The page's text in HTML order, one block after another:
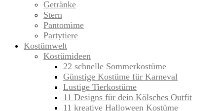
Getränke
Stern
Pantomime
Partytiere
Kostümwelt
Kostümideen
22 schnelle Sommerkostüme
Günstige Kostüme für Karneval
Lustige Tierkostüme
11 Designs für dein Kölsches Outfit
11 kreative Halloween Kostüme